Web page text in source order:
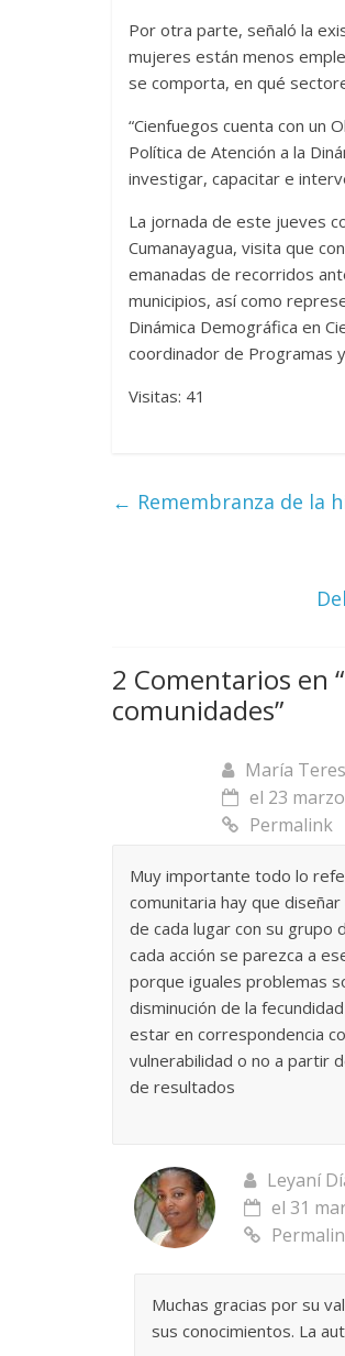
Por otra parte, señaló la
mujeres están menos
se comporta, en qué
“Cienfuegos cuenta con un
Política de Atención a la
investigar, capacitar e
La jornada de este jueves
Cumanayagua, visita que
emanadas de recorridos
municipios, así como
Dinámica Demográfica en
coordinador de Programas
Visitas: 41
← Remembranza de la
2 Comentarios en “
comunidades”
María
el 23
Permalink
Muy importante todo lo
comunitaria hay que
de cada lugar con su
cada acción se parezca a
porque iguales problemas
disminución de la
estar en correspondencia
vulnerabilidad o no a partir
de resultados
Leyaní
el 31
Muchas gracias por su
sus conocimientos. La
Las series-caramelos de
Shondaland
13 marzo, 2026 Julio Martínez Molina 0
Un vergel en las nieblas de